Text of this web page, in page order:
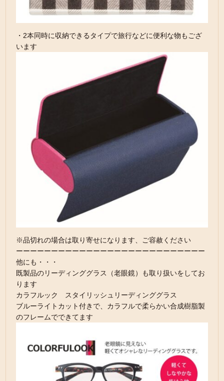
・2本同時に収納できるタイプで旅行などに便利な物もござ
います
※品切れの場合は取り寄せになります、ご容赦ください
ーーーーーーーーーーーーーーーーーーーーーーーーーーー
他にも・・・
既製品のリーディンググラス（老眼鏡）も取り扱いをしてお
ります
カラフルック スタイリッシュリーディンググラス
ブルーライトカット付きで、カラフルで柔らかい合成樹脂製
のフレームでできてます